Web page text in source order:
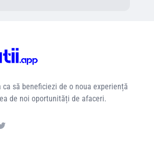
să beneficiezi de o noua experiență
de noi oportunități de afaceri.